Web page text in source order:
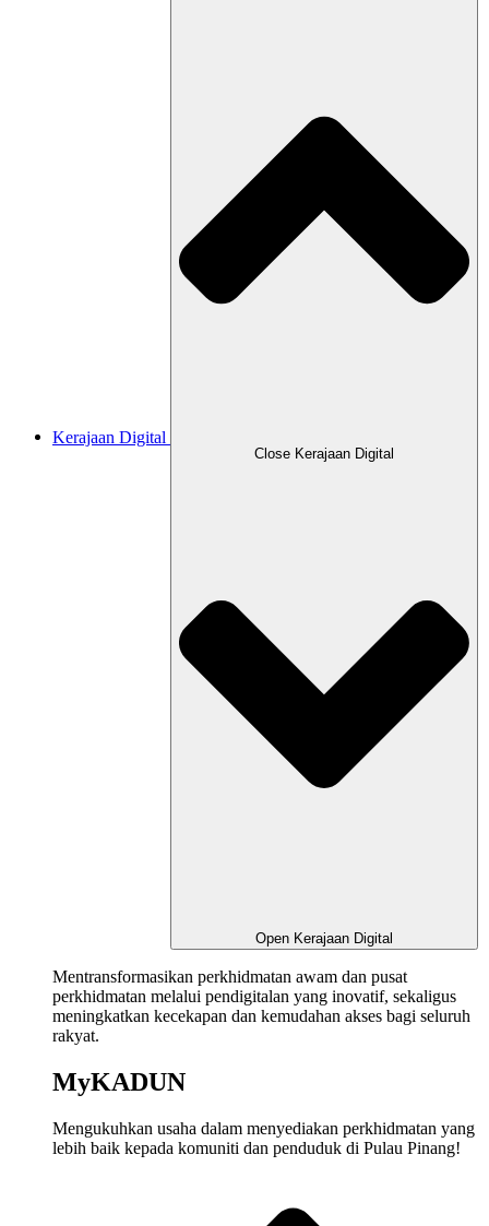
Kerajaan Digital
Close Kerajaan Digital
Open Kerajaan Digital
Mentransformasikan perkhidmatan awam dan pusat
perkhidmatan melalui pendigitalan yang inovatif, sekaligus
meningkatkan kecekapan dan kemudahan akses bagi seluruh
rakyat.
MyKADUN
Mengukuhkan usaha dalam menyediakan perkhidmatan yang
lebih baik kepada komuniti dan penduduk di Pulau Pinang!